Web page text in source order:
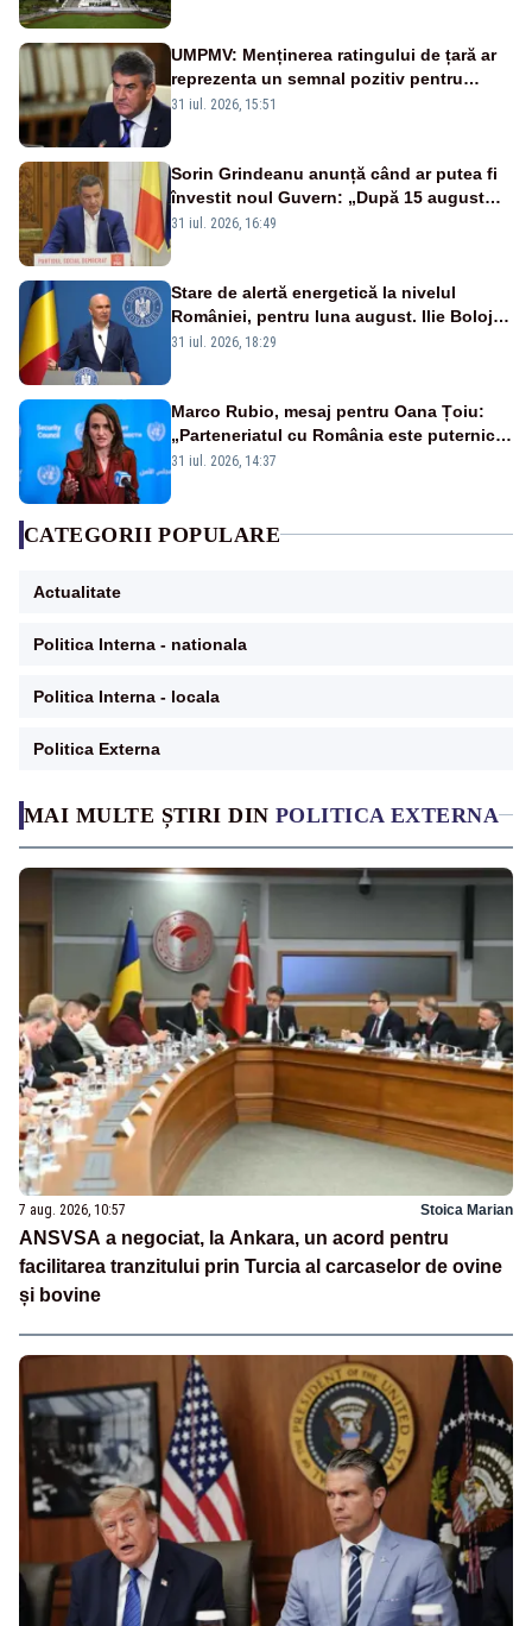
MAI MULTE ȘTIRI DIN POLITICA EXTERNA
7 aug. 2026, 10:57 Stoica Marian
ANSVSA a negociat, la Ankara, un acord pentru
facilitarea tranzitului prin Turcia al carcaselor de ovine
și bovine
UMPMV: Menținerea ratingului de țară ar
reprezenta un semnal pozitiv pentru
România. Autoritățile trebuie să continue
31 iul. 2026, 15:51
Sorin Grindeanu anunță când ar putea fi
învestit noul Guvern: „După 15 august
sunt șanse mai mari”
31 iul. 2026, 16:49
Stare de alertă energetică la nivelul
României, pentru luna august. Ilie Bolojan
a anunțat importuri și posibile restricții –
31 iul. 2026, 18:29
Marco Rubio, mesaj pentru Oana Țoiu:
„Parteneriatul cu România este puternic
și prețuit”
31 iul. 2026, 14:37
CATEGORII POPULARE
Actualitate
Politica Interna - nationala
Politica Interna - locala
Politica Externa